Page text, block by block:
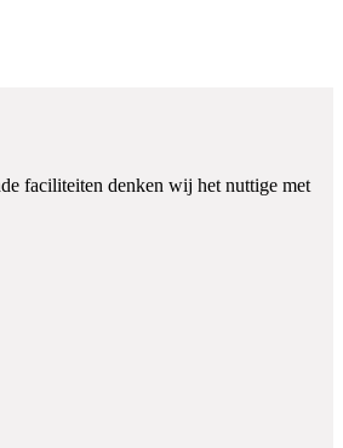
faciliteiten denken wij het nuttige met